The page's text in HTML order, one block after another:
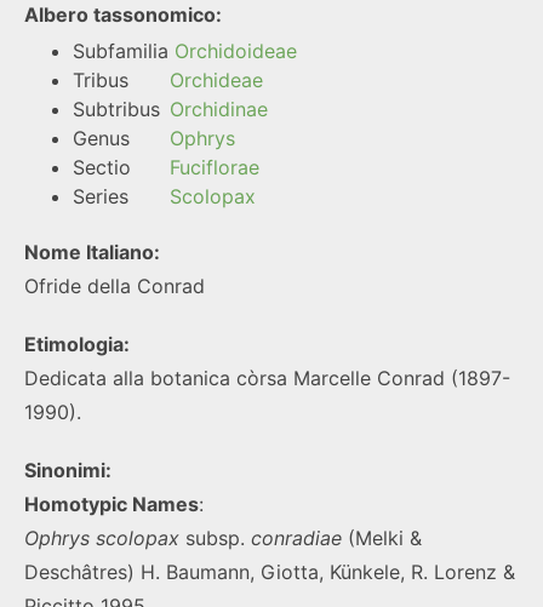
Albero tassonomico:
Subfamilia Orchidoideae
Tribus
Orchideae
Subtribus Orchidinae
Genus
Ophrys
Sectio
Fuciflorae
Series
Scolopax
Nome Italiano:
Ofride della Conrad
Etimologia:
Dedicata alla botanica còrsa Marcelle Conrad (1897-
1990).
Sinonimi:
Homotypic Names:
Ophrys scolopax subsp. conradiae (Melki &
Deschâtres) H. Baumann, Giotta, Künkele, R. Lorenz &